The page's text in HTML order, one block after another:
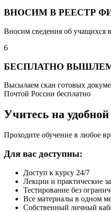
ВНОСИМ В РЕЕСТР
Вносим сведения об
6
БЕСПЛАТНО
Высылаем скан готовых
Почтой России бесплатно
Учитесь на
Проходите обучение в любое
Для вас доступны:
Доступ к курсу 24/7
Лекции и практические
Тестирование без
Все материалы в одном
Собственный личный